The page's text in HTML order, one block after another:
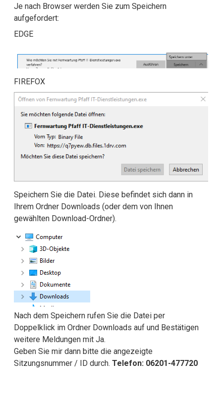
Je nach Browser werden Sie zum Speichern
aufgefordert:
EDGE
FIREFOX
Speichern Sie die Datei. Diese befindet sich dann in
Ihrem Ordner Downloads (oder dem von Ihnen
gewählten Download-Ordner).
Nach dem Speichern rufen Sie die Datei per
Doppelklick im Ordner Downloads auf und Bestätigen
weitere Meldungen mit Ja.
Geben Sie mir dann bitte die angezeigte
Sitzungsnummer / ID durch.Telefon: 06201-477720